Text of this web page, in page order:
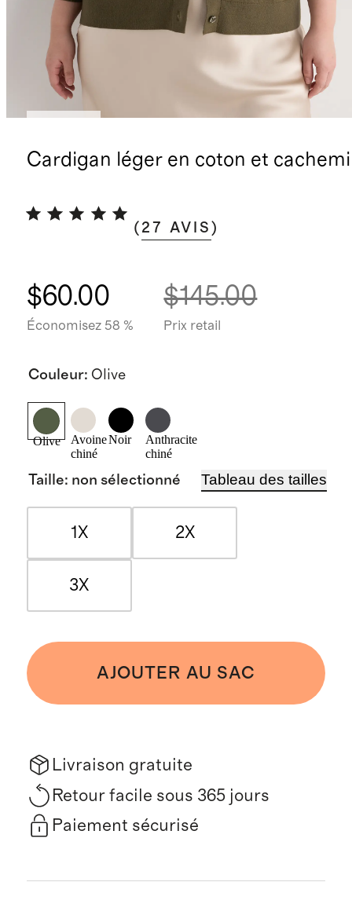
Cardigan léger en coton et
( 27 AVIS )
$60.00
Économisez 58 %
$145.00
Prix retail
Couleur: Olive
Olive
Avoine
chiné
Noir
Anthracite
chiné
Taille: non sélectionné Tableau des tailles
1X 2X
3X
AJOUTER AU SAC
Livraison gratuite
Retour facile sous 365 jours
Paiement sécurisé